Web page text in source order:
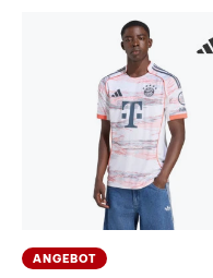
ANGEBOT